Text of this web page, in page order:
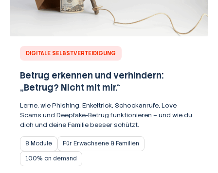
DIGITALE SELBSTVERTEIDIGUNG
Betrug erkennen und verhindern:
„Betrug? Nicht mit mir.“
Lerne, wie Phishing, Enkeltrick, Schockanrufe, Love
Scams und Deepfake-Betrug funktionieren – und wie du
dich und deine Familie besser schützt.
8 Module
Für Erwachsene & Familien
100% on demand